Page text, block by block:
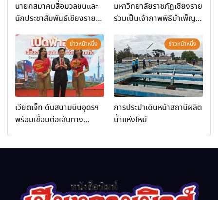
นายกสมาคมสื่อมวลชนและ
นักประชาสัมพันธ์เชียงราย
การท่องเที่ยวและกีฬาจังหวัด
เชียงราย จัดกิจกรรมอบรม
“การพัฒนาศักยภาพผู้
ประกอบการและเครือข่าย
ธุรกิจ Wellness สู่การ
เติบโตอย่างยั่งยืน (Chiang
Rai Wellness Business
มหาวิทยาลัยราชภัฏเชียงราย
ร่วมเป็นเจ้าภาพพิธีบำเพ็ญ
มหากรุณาธิคุณ
ข่าวหน้าหนึ่ง
เวียตเจ็ท ดันสนามบินอุดรฯ
พร้อมเชื่อมต่อเส้นทาง
ข่าวหน้าหนึ่ง
การประปาเดินหน้าสถานีผลิต
น้ำแห่งใหม่